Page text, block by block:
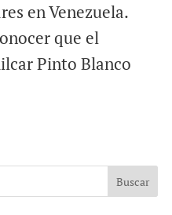
en Venezuela.
que el
Pinto Blanco